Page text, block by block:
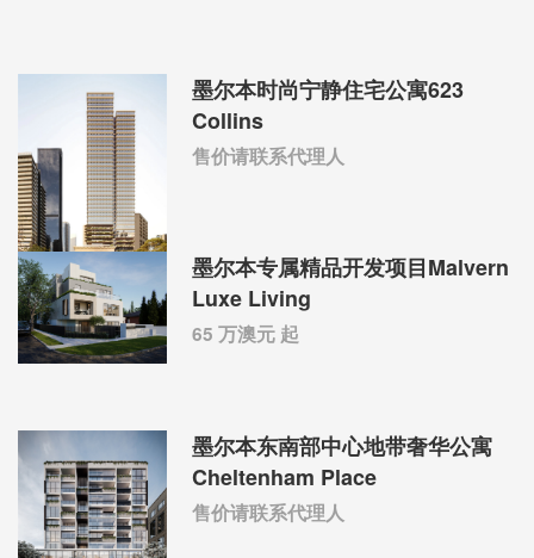
墨尔本时尚宁静住宅公寓623
Collins
售价请联系代理人
墨尔本专属精品开发项目Malvern
Luxe Living
65 万澳元 起
墨尔本东南部中心地带奢华公寓
Cheltenham Place
售价请联系代理人